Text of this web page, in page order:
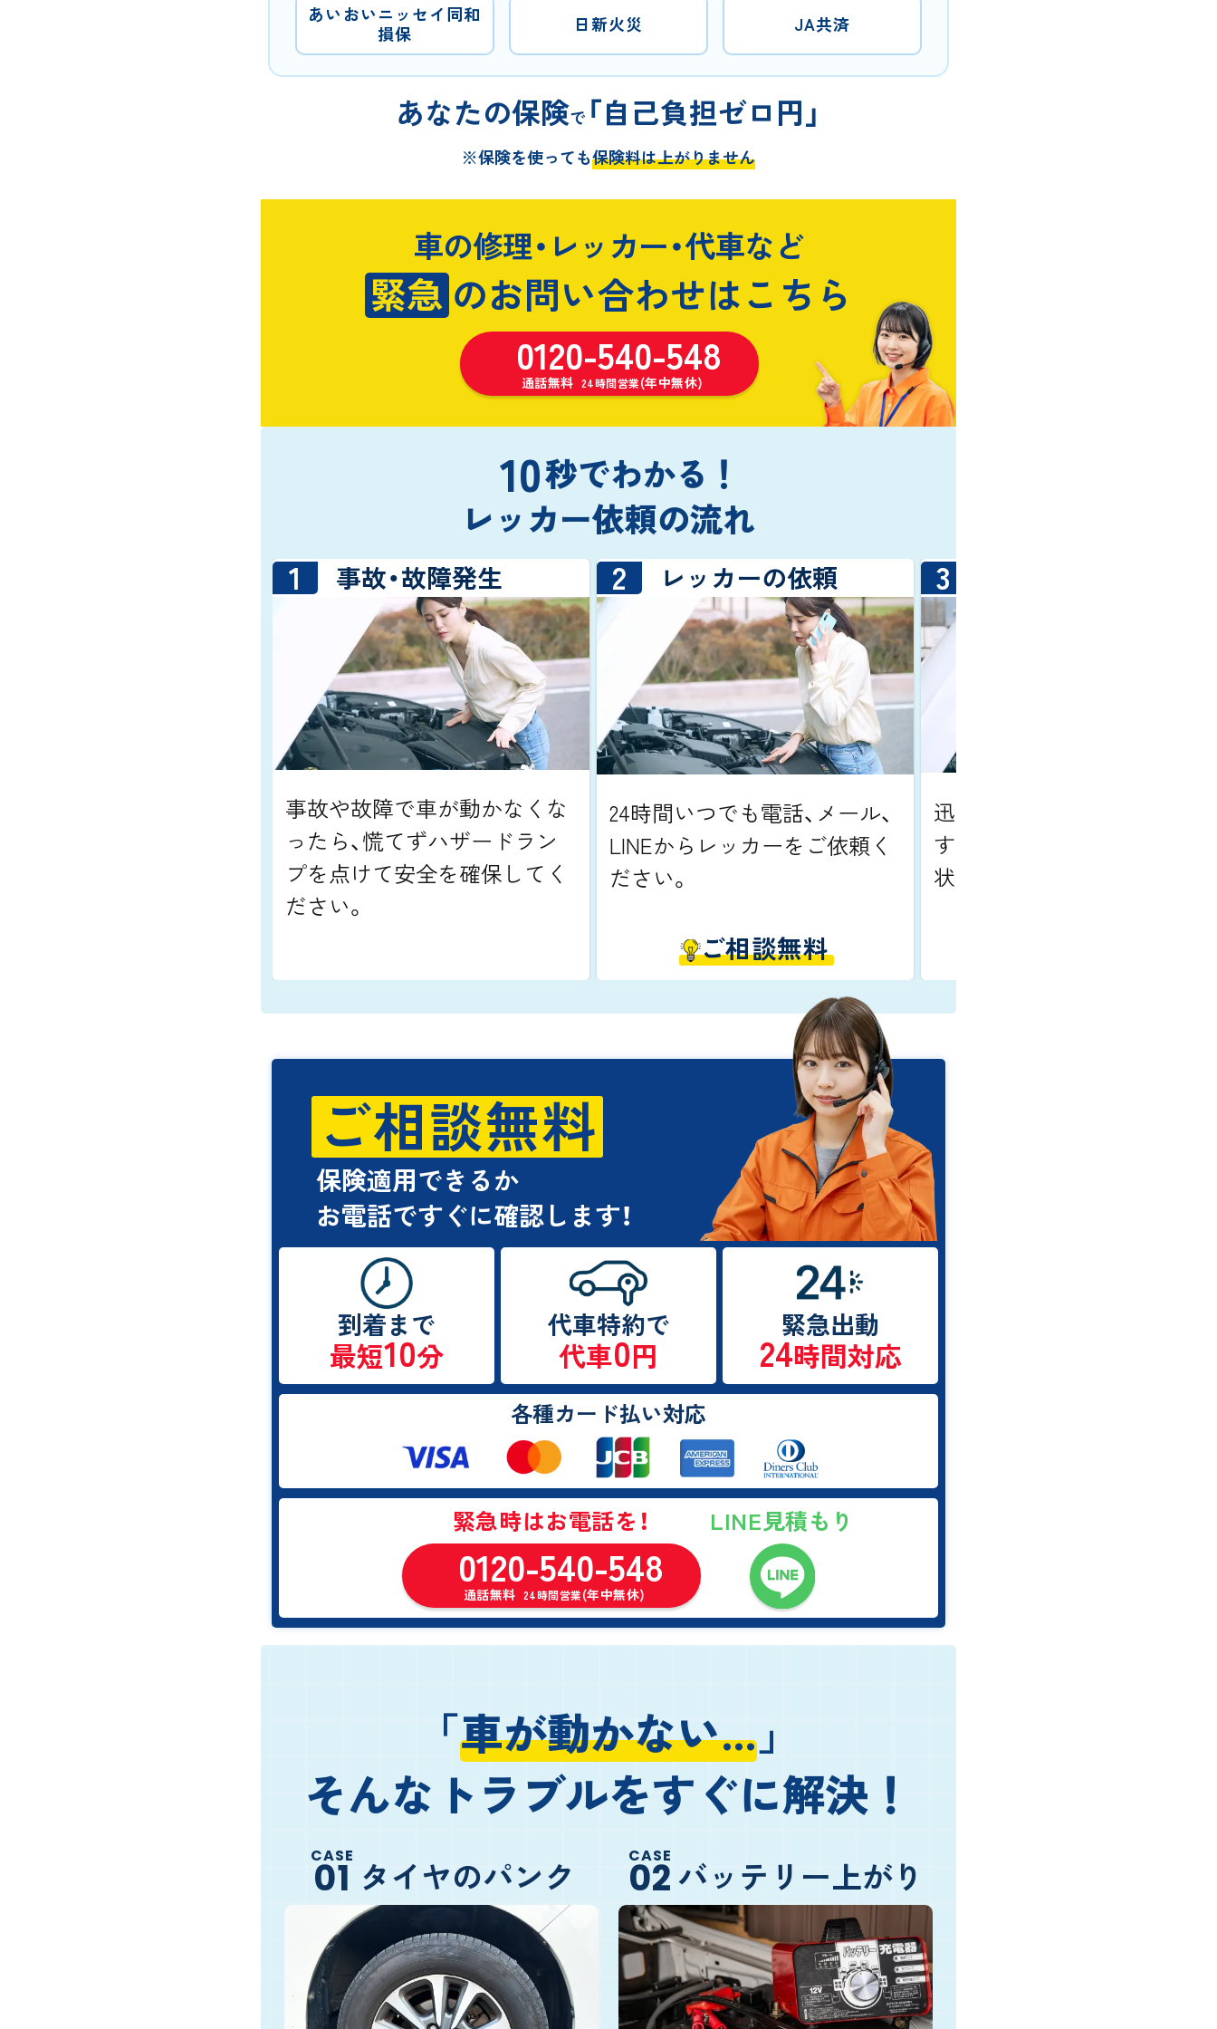
あいおいニッセイ同和
損保
日新火災 JA共済
あなたの保険で 「自己負担ゼロ円」
※保険を使っても保険料は上がりません
車の修理・レッカー・代車など
緊急 のお問い合わせはこちら
0120-540-548
通話無料 24時間営業(年中無休)
10秒でわかる！
レッカー依頼の流れ
1 事故・故障発生
事故や故障で車が動かなくな
ったら、慌てずハザードラン
プを点けて安全を確保してく
ださい。
2 レッカーの依頼
24時間いつでも電話、メール、
LINEからレッカーをご依頼く
ださい。
ご相談無料
3
迅速にスタッフが駆けつけま
す。安全に配慮しながら車の
状態を確認します。
ご相談無料
保険適用できるか
お電話ですぐに確認します！
到着まで
最短10分
代車特約で
代車0円
緊急出動
24時間対応
各種カード払い対応
緊急時はお電話を！
0120-540-548
通話無料 24時間営業(年中無休)
LINE見積もり
「車が動かない… 」
そんなトラブルをすぐに解決！
CASE
01 タイヤのパンク CASE
02バッテリー上がり